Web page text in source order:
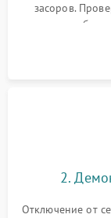
засоров.
жалоб на
2.
Отключение от